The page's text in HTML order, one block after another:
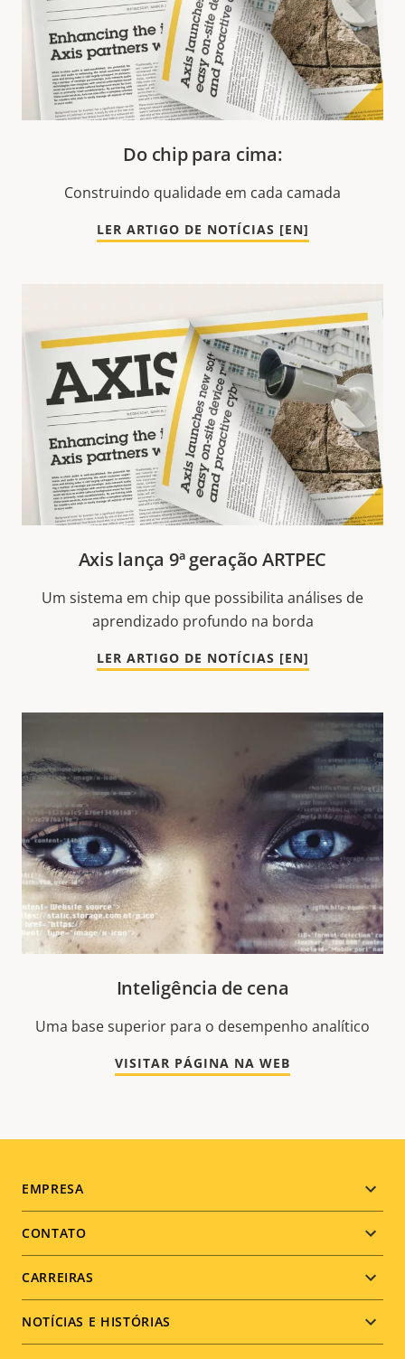
Do chip para cima:
Construindo qualidade em cada camada
LER ARTIGO DE NOTÍCIAS [EN]
Axis lança 9ª geração ARTPEC
Um sistema em chip que possibilita análises de
aprendizado profundo na borda
LER ARTIGO DE NOTÍCIAS [EN]
Inteligência de cena
Uma base superior para o desempenho analítico
VISITAR PÁGINA NA WEB
Footer
menu
EMPRESA
CONTATO
CARREIRAS
NOTÍCIAS E HISTÓRIAS